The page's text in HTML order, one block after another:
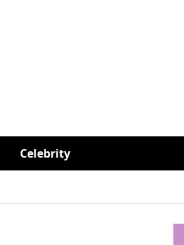
Celebrity